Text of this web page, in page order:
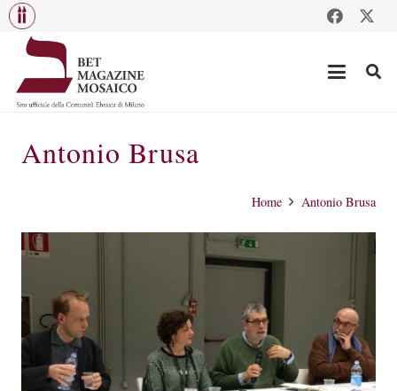
Antonio Brusa
Home Antonio Brusa